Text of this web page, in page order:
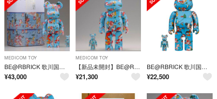
MEDICOM TOY
BE@RBRICK 歌川国芳 金魚づくし 100%＆400%×2体
¥43,000
MEDICOM TOY
【新品未開封】BE@RBRICK 歌川国芳 金魚づくし 100% ＆ 400%
¥21,300
BE@RBRICK 歌川国芳「金魚づくし」 100% ＆ 400%
¥22,500